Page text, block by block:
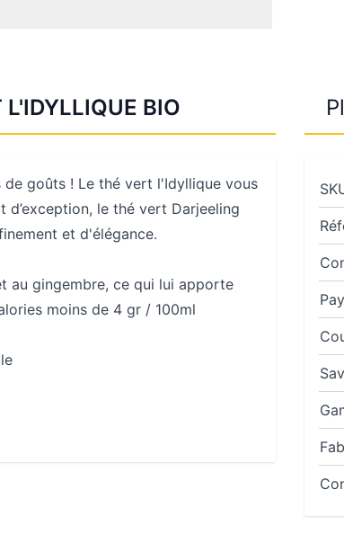
L'IDYLLIQUE BIO
de goûts ! Le thé vert l'Idyllique vous
d’exception, le thé vert Darjeeling
et d'élégance.
au gingembre, ce qui lui apporte
moins de 4 gr / 100ml